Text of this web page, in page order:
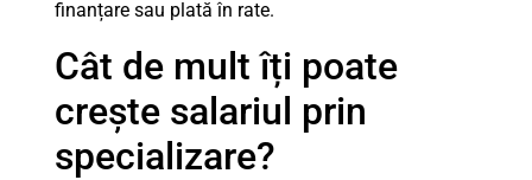
finanțare sau plată în rate.
Cât de mult îți poate
crește salariul prin
specializare?